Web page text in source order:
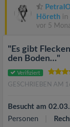
Höreth in
vor 5
"Es gibt
den Boden…"
Verifiziert
GESCHRIEBEN AM
Besucht am
Personen